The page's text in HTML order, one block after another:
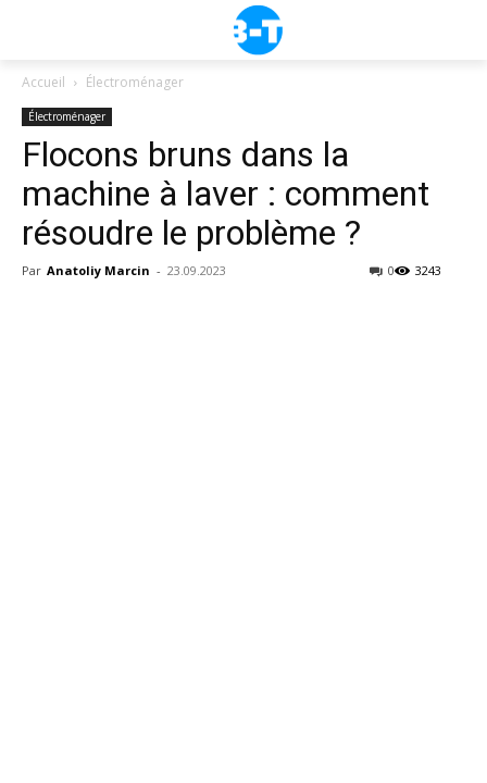
Accueil Électroménager
Électroménager
Flocons bruns dans la
machine à laver : comment
résoudre le problème ?
Par Anatoliy Marcin - 23.09.2023 3243
0